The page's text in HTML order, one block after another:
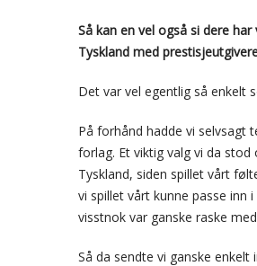
Så kan en vel også si dere
Tyskland med
Det var vel egentlig så enkelt
På forhånd hadde vi selvsagt
forlag. Et viktig valg vi da
Tyskland, siden spillet vårt
vi spillet vårt kunne passe
visstnok var ganske raske
Så da sendte vi ganske